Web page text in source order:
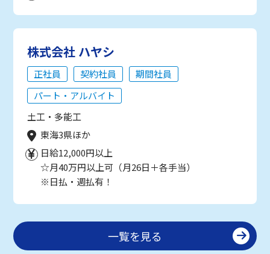
株式会社 ハヤシ
正社員 契約社員
期間社員
パート・アルバイト
土工・多能工
東海3県ほか
日給12,000円以上
☆月40万円以上可（月26日＋各手当）
※日払・週払有！
一覧を見る